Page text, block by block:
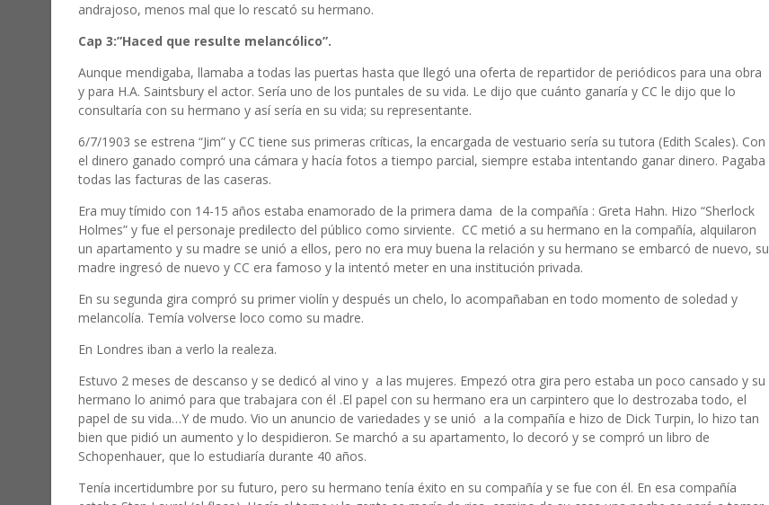
andrajoso, menos mal que lo rescató su hermano.
Cap 3:”Haced que resulte melancólico”.
Aunque mendigaba, llamaba a todas las puertas hasta que llegó una oferta de repartidor de periódicos para una obra
y para H.A. Saintsbury el actor. Sería uno de los puntales de su vida. Le dijo que cuánto ganaría y CC le dijo que lo
consultaría con su hermano y así sería en su vida; su representante.
6/7/1903 se estrena “Jim” y CC tiene sus primeras críticas, la encargada de vestuario sería su tutora (Edith Scales). Con
el dinero ganado compró una cámara y hacía fotos a tiempo parcial, siempre estaba intentando ganar dinero. Pagaba
todas las facturas de las caseras.
Era muy tímido con 14-15 años estaba enamorado de la primera dama de la compañía : Greta Hahn. Hizo “Sherlock
Holmes” y fue el personaje predilecto del público como sirviente. CC metió a su hermano en la compañía, alquilaron
un apartamento y su madre se unió a ellos, pero no era muy buena la relación y su hermano se embarcó de nuevo, su
madre ingresó de nuevo y CC era famoso y la intentó meter en una institución privada.
En su segunda gira compró su primer violín y después un chelo, lo acompañaban en todo momento de soledad y
melancolía. Temía volverse loco como su madre.
En Londres iban a verlo la realeza.
Estuvo 2 meses de descanso y se dedicó al vino y a las mujeres. Empezó otra gira pero estaba un poco cansado y su
hermano lo animó para que trabajara con él .El papel con su hermano era un carpintero que lo destrozaba todo, el
papel de su vida…Y de mudo. Vio un anuncio de variedades y se unió a la compañía e hizo de Dick Turpin, lo hizo tan
bien que pidió un aumento y lo despidieron. Se marchó a su apartamento, lo decoró y se compró un libro de
Schopenhauer, que lo estudiaría durante 40 años.
Tenía incertidumbre por su futuro, pero su hermano tenía éxito en su compañía y se fue con él. En esa compañía